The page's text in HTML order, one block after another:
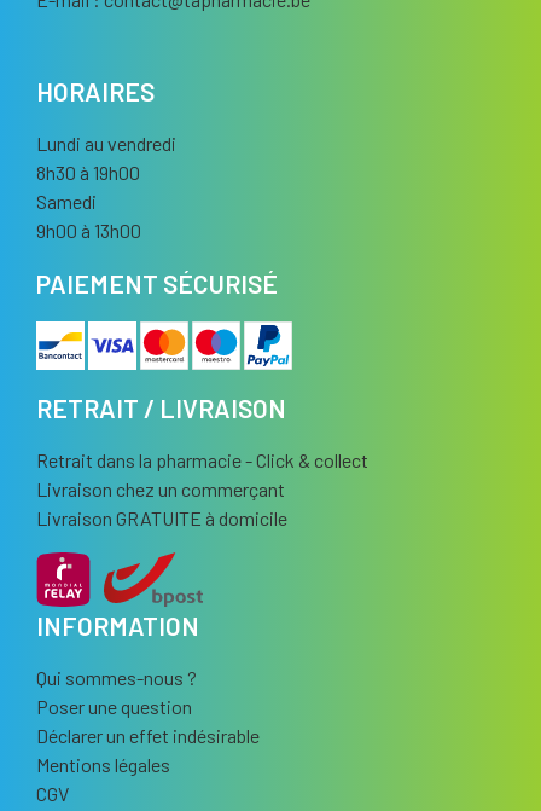
HORAIRES
Lundi au vendredi
8h30 à 19h00
Samedi
9h00 à 13h00
PAIEMENT SÉCURISÉ
RETRAIT / LIVRAISON
Retrait dans la pharmacie - Click & collect
Livraison chez un commerçant
Livraison GRATUITE à domicile
INFORMATION
Qui sommes-nous ?
Poser une question
Déclarer un effet indésirable
Mentions légales
CGV